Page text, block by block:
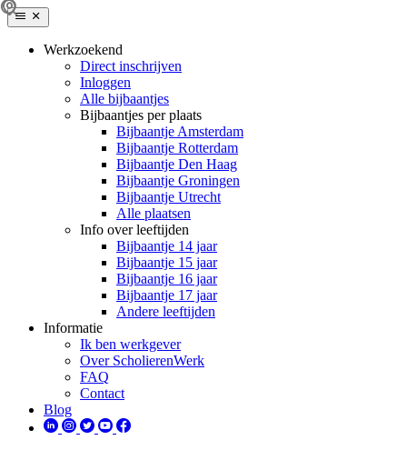
Werkzoekend
Direct inschrijven
Inloggen
Alle bijbaantjes
Bijbaantjes per plaats
Bijbaantje Amsterdam
Bijbaantje Rotterdam
Bijbaantje Den Haag
Bijbaantje Groningen
Bijbaantje Utrecht
Alle plaatsen
Info over leeftijden
Bijbaantje 14 jaar
Bijbaantje 15 jaar
Bijbaantje 16 jaar
Bijbaantje 17 jaar
Andere leeftijden
Informatie
Ik ben werkgever
Over ScholierenWerk
FAQ
Contact
Blog